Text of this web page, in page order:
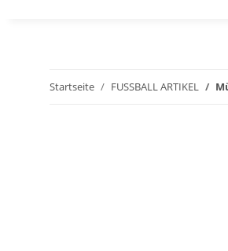
Startseite FUSSBALL ARTIKEL